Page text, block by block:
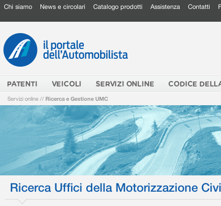
Chi siamo News e circolari Catalogo prodotti Assistenza Contatti
PATENTI VEICOLI SERVIZI ONLINE CODICE
Servizi online // Ricerca e Gestione UMC
Ricerca Uffici della Motorizzazione